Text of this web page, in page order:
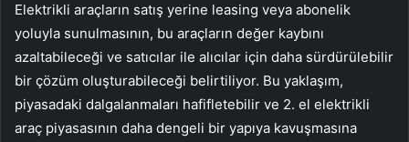
Elektrikli araçların satış yerine leasing veya abonelik
yoluyla sunulmasının, bu araçların değer kaybını
azaltabileceği ve satıcılar ile alıcılar için daha sürdürülebilir
bir çözüm oluşturabileceği belirtiliyor. Bu yaklaşım,
piyasadaki dalgalanmaları hafifletebilir ve 2. el elektrikli
araç piyasasının daha dengeli bir yapıya kavuşmasına